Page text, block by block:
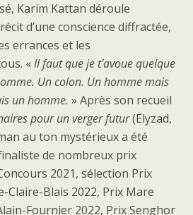
Karim Kattan déroule
d’une conscience diffractée,
errances et les
«Il faut que je t’avoue quelque
Un colon. Un homme mais
un homme. » Après son recueil
pour un verger futur(Elyzad,
au ton mystérieux a été
de nombreux prix
2021, sélection Prix
Claire-Blais 2022, Prix Mare
Fournier 2022, Prix Senghor